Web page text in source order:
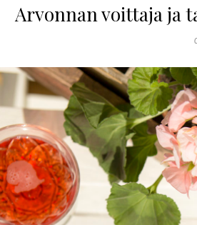
Arvonnan voittaja ja